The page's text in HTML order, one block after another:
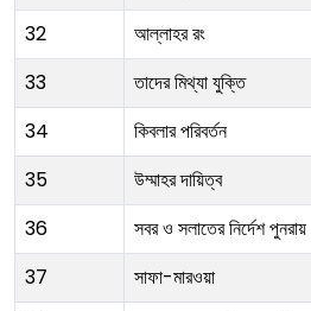
32
আল্লাহর রং
33
তাদের মিথ্যা যুক্তি
34
কিবলার পরিবর্তন
35
উম্মাহর দায়িত্ব
36
সবর ও সলাতের নির্দেশ পুনরায়
37
সাফা-মারওয়া